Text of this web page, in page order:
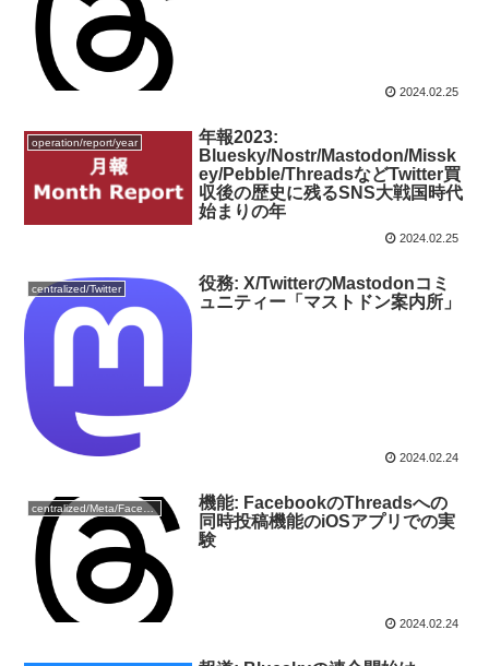
2024.02.25
operation/report/year
年報2023:
Bluesky/Nostr/Mastodon/Missk
ey/Pebble/ThreadsなどTwitter買
収後の歴史に残るSNS大戦国時代
始まりの年
2024.02.25
centralized/Twitter
役務: X/TwitterのMastodonコミ
ュニティー「マストドン案内所」
2024.02.24
centralized/Meta/Facebook
機能: FacebookのThreadsへの
同時投稿機能のiOSアプリでの実
験
2024.02.24